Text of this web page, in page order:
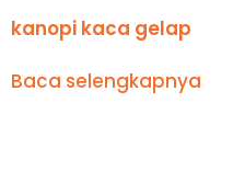
kanopi kaca gelap
Baca selengkapnya